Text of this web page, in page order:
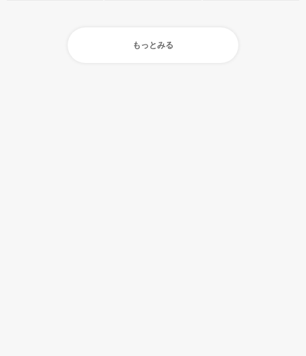
もっとみる